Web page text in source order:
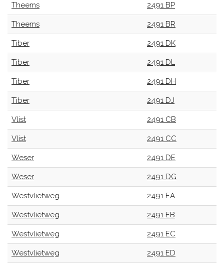
Theems 2491 BP
Theems 2491 BR
Tiber 2491 DK
Tiber 2491 DL
Tiber 2491 DH
Tiber 2491 DJ
Vlist 2491 CB
Vlist 2491 CC
Weser 2491 DE
Weser 2491 DG
Westvlietweg 2491 EA
Westvlietweg 2491 EB
Westvlietweg 2491 EC
Westvlietweg 2491 ED